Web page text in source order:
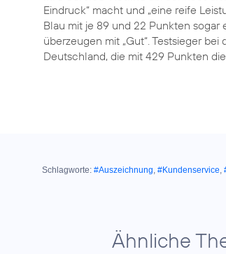
Eindruck“ macht und „eine reife
Blau mit je 89 und 22 Punkten sogar
überzeugen mit „Gut“. Testsieger
Deutschland, die mit 429 Punkten die
Schlagworte: #Auszeichnung, #Kundenservice,
Ähnliche